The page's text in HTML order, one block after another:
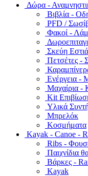
Δώρα -
Βιβλία -
PFD /
Φακοί -
Σκεύη
Πετσέτες -
Ενέργεια -
Μαχαίρια -
Kit
Υλικά
Μπρελόκ
Κοσμήματα
Kayak - Canoe -
Ribs -
Παιχνίδια
Βάρκες -
Kayak